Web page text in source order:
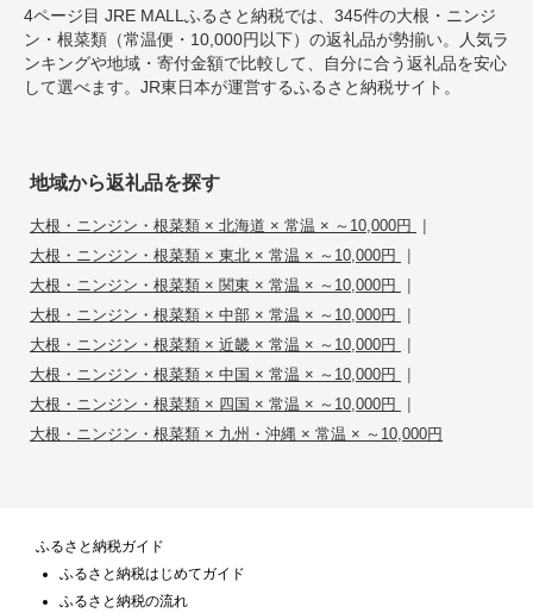
4ページ目 JRE MALLふるさと納税では、345件の大根・ニンジ
ン・根菜類（常温便・10,000円以下）の返礼品が勢揃い。人気ラ
ンキングや地域・寄付金額で比較して、自分に合う返礼品を安心
して選べます。JR東日本が運営するふるさと納税サイト。
地域から返礼品を探す
大根・ニンジン・根菜類 × 北海道 × 常温 × ～10,000円 |
大根・ニンジン・根菜類 × 東北 × 常温 × ～10,000円 |
大根・ニンジン・根菜類 × 関東 × 常温 × ～10,000円 |
大根・ニンジン・根菜類 × 中部 × 常温 × ～10,000円 |
大根・ニンジン・根菜類 × 近畿 × 常温 × ～10,000円 |
大根・ニンジン・根菜類 × 中国 × 常温 × ～10,000円 |
大根・ニンジン・根菜類 × 四国 × 常温 × ～10,000円 |
大根・ニンジン・根菜類 × 九州・沖縄 × 常温 × ～10,000円
ふるさと納税ガイド
ふるさと納税はじめてガイド
ふるさと納税の流れ